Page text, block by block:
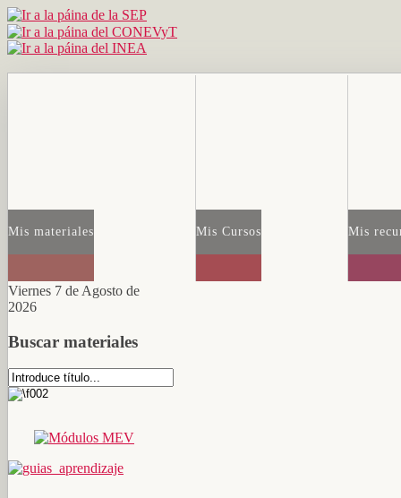
Mis materiales Mis Cursos Mis
Viernes 7 de Agosto de
2026
Buscar materiales